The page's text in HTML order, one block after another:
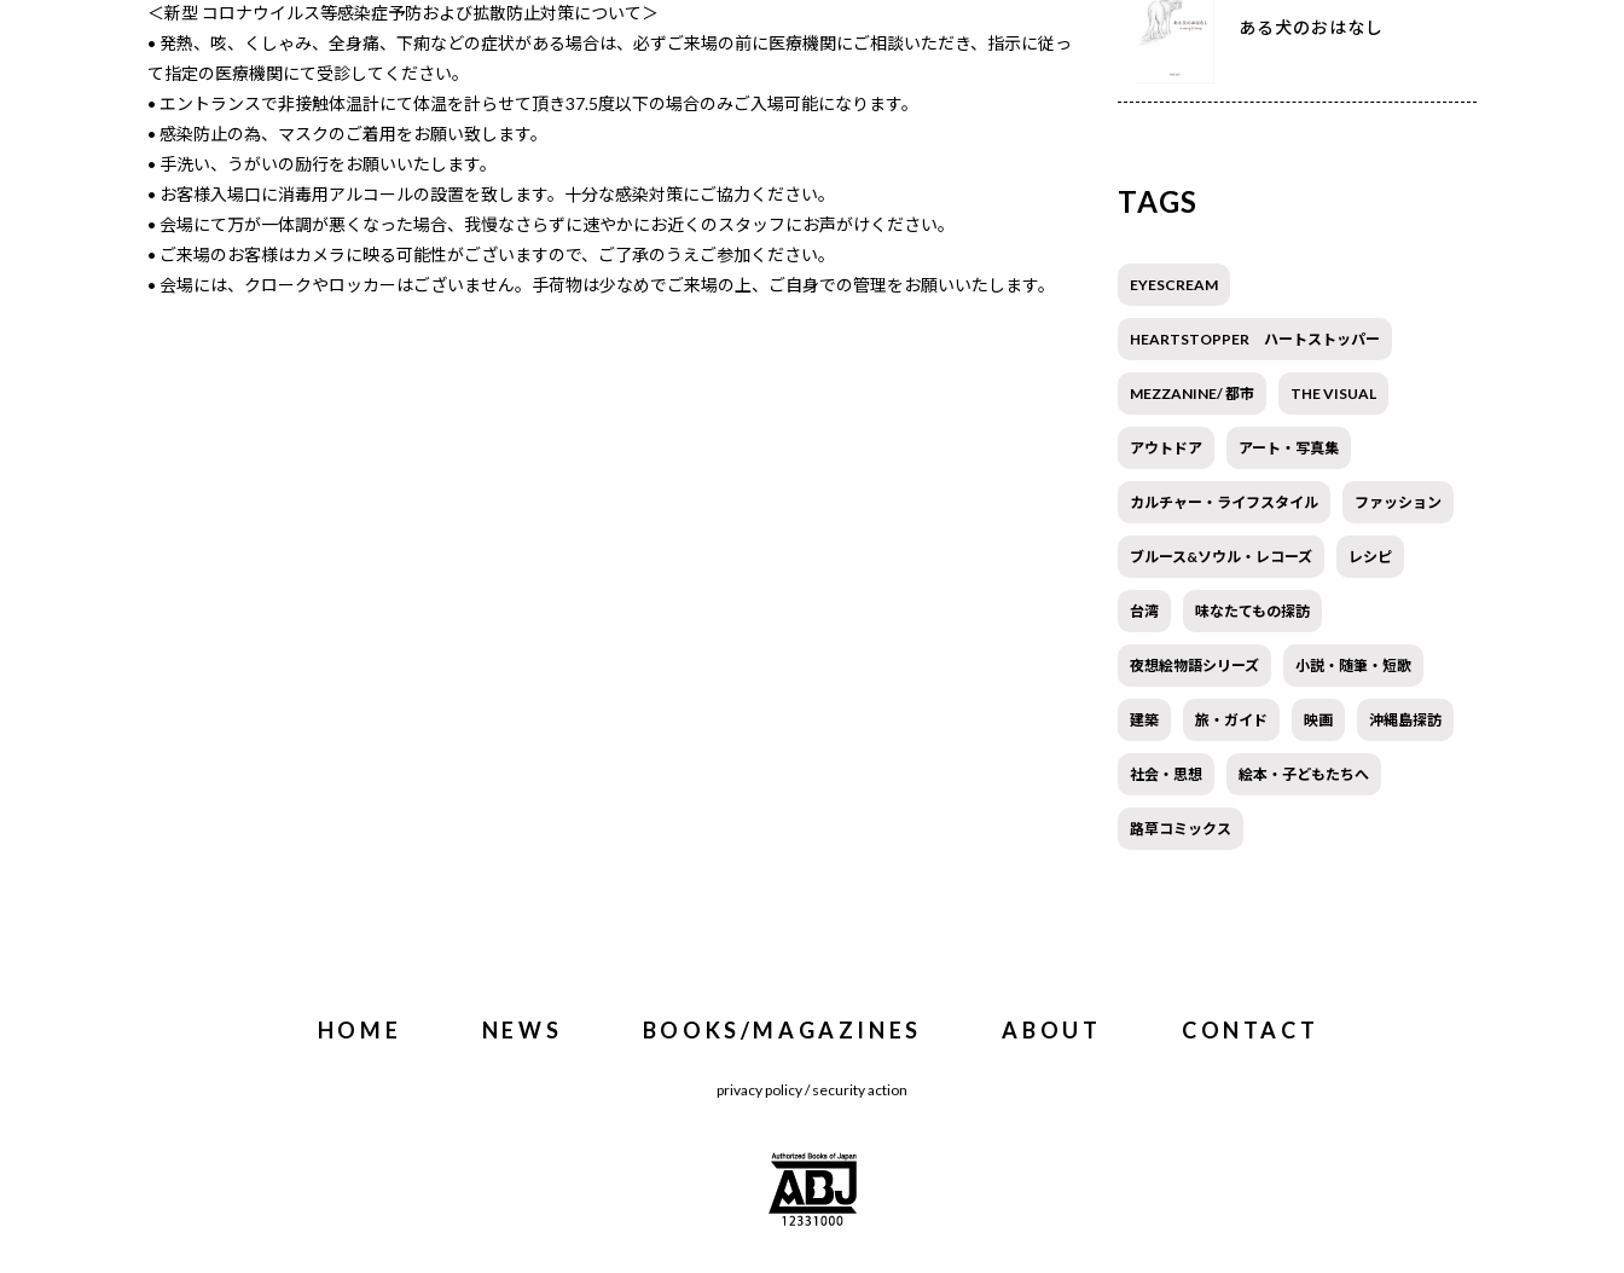
＜新型 コロナウイルス等感染症予防および拡散防止対策について＞
• 発熱、咳、くしゃみ、全身痛、下痢などの症状がある場合は、必ずご来場の前に医療機関にご相談いただき、指示に従っ
て指定の医療機関にて受診してください。
• エントランスで非接触体温計にて体温を計らせて頂き37.5度以下の場合のみご入場可能になります。
• 感染防止の為、マスクのご着用をお願い致します。
• 手洗い、うがいの励行をお願いいたします。
• お客様入場口に消毒用アルコールの設置を致します。十分な感染対策にご協力ください。
• 会場にて万が一体調が悪くなった場合、我慢なさらずに速やかにお近くのスタッフにお声がけください。
• ご来場のお客様はカメラに映る可能性がございますので、ご了承のうえご参加ください。
• 会場には、クロークやロッカーはございません。手荷物は少なめでご来場の上、ご自身での管理をお願いいたします。
ある犬のおはなし
TAGS
EYESCREAM
HEARTSTOPPER ハートストッパー
MEZZANINE/ 都市 THE VISUAL
アウトドア アート・写真集
カルチャー・ライフスタイル ファッション
ブルース&ソウル・レコーズ レシピ
台湾 味なたてもの探訪
夜想絵物語シリーズ 小説・随筆・短歌
建築 旅・ガイド 映画 沖縄島探訪
社会・思想 絵本・子どもたちへ
路草コミックス
HOME NEWS BOOKS/MAGAZINES ABOUT CONTACT
privacy policy/security action